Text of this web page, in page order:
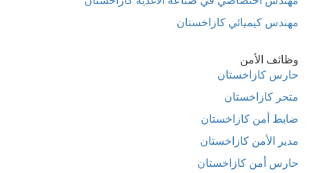
مهندس كيميائي كازاخستان
وظائف الأمن
حارس كازاخستان
متحر كازاخستان
ضابط أمن كازاخستان
مدير الأمن كازاخستان
حارس أمن كازاخستان